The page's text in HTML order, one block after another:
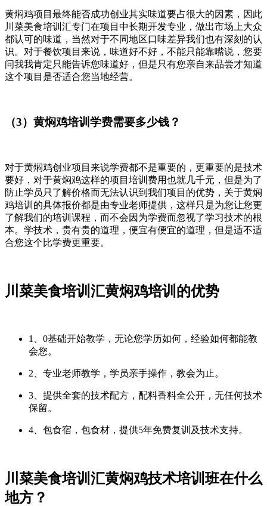
黄焖鸡项目最终能否成功创业其实味道要占很大的因素，因此
川菜美食培训汇专门在项目中长期开发专业，做出市场上大众
都认可的味道，当然对于不同地区口味差异我们也有深刻的认
识。对于餐饮项目来说，味道好不好，不能只能靠嘴说，您要
问我我肯定只能告诉您味道好，但是只有您亲自来品尝才知道
这个项目是否适合您当地经营。
（3）黄焖鸡培训学费需要多少钱？
对于黄焖鸡创业项目来说学费都不是重要的，更重要的是技术
要好，对于黄焖鸡这样的项目培训费用也就几千元，但是为了
防止学员只了解价格而无法认识到我们项目的优势，关于黄焖
鸡培训的具体报价都是由专业老师提供，这样只是为您让您更
了解我们的培训课程，而不会因为学费而忽视了学习技术的根
本。学技术，贵有贵的道理，便宜有便宜的道理，但是适不适
合您这个比学费更重要。
川菜美食培训汇黄焖鸡培训的优势
1、0基础开始教学，无论您学历如何，经验如何都能教
会您。
2、专业老师教学，学员亲手操作，教会为止。
3、提供全套的技术配方，配料香料全公开，无任何技术
保留。
4、包食宿，包食材，提供5年免费复训及技术支持。
川菜美食培训汇黄焖鸡技术培训班在什么
地方？